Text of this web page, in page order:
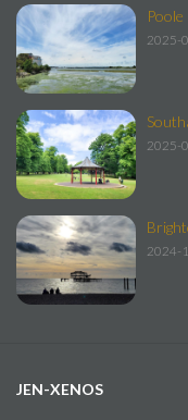
Poole
2025-
2025-
2024-
JEN-XENOS